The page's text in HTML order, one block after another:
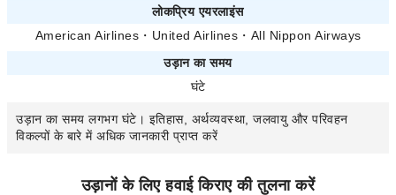
लोकप्रिय एयरलाइंस
American Airlines ・ United Airlines ・ All Nippon Airways
उड़ान का समय
घंटे
उड़ान का समय लगभग घंटे। इतिहास, अर्थव्यवस्था, जलवायु और परिवहन
विकल्पों के बारे में अधिक जानकारी प्राप्त करें
उड़ानों के लिए हवाई किराए की तुलना करें